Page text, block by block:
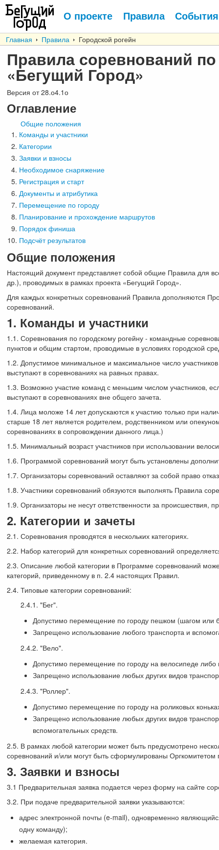
О проекте Правила События
Главная Правила Городской рогейн
Правила соревнований
«Бегущий Город»
Версия от 28.о4.1о
Оглавление
Общие положения
Команды и участники
Категории
Заявки и взносы
Необходимое снаряжение
Регистрация и старт
Документы и атрибутика
Перемещение по городу
Планирование и прохождение маршрутов
Порядок финиша
Подсчёт результатов
Общие положения
Настоящий документ представляет собой общие Правила для
др.), проводимых в рамках проекта «Бегущий Город».
Для каждых конкретных соревнований Правила дополняются
соревнований.
1. Команды и участники
1.1. Соревнования по городскому рогейну - командные
пунктов и общим стартом, проводимые в условиях городской
1.2. Допустимое минимальное и максимальное число
выступают в соревнованиях на равных правах.
1.3. Возможно участие команд с меньшим числом участников,
выступают в соревнованиях вне общего зачета.
1.4. Лица моложе 14 лет допускаются к участию только при
старше 18 лет является родителем, родственником или
соревнованиях в сопровождении данного лица.)
1.5. Минимальный возраст участников при использовании
1.6. Программой соревнований могут быть установлены
1.7. Организаторы соревнований оставляют за собой право
1.8. Участники соревнований обязуются выполнять Правила
1.9. Организаторы не несут ответственности за происшествия,
2. Категории и зачеты
2.1. Соревнования проводятся в нескольких категориях.
2.2. Набор категорий для конкретных соревнований
2.3. Описание любой категории в Программе соревнований
категорий, приведенному в п. 2.4 настоящих Правил.
2.4. Типовые категории соревнований:
2.4.1. "Бег".
Допустимо перемещение по городу пешком (шагом или
Запрещено использование любого транспорта и
2.4.2. "Вело".
Допустимо перемещение по городу на велосипеде
Запрещено использование любых других видов
2.4.3. "Роллер".
Допустимо перемещение по городу на роликовых
Запрещено использование любых других видов
вспомогательных средств.
2.5. В рамках любой категории может быть предусмотрено
соревнований и/или могут быть сформулированы Оргкомитетом
3. Заявки и взносы
3.1 Предварительная заявка подается через форму на сайте
3.2. При подаче предварительной заявки указываются:
адрес электронной почты (e-mail), одновременно
одну команду);
желаемая категория.